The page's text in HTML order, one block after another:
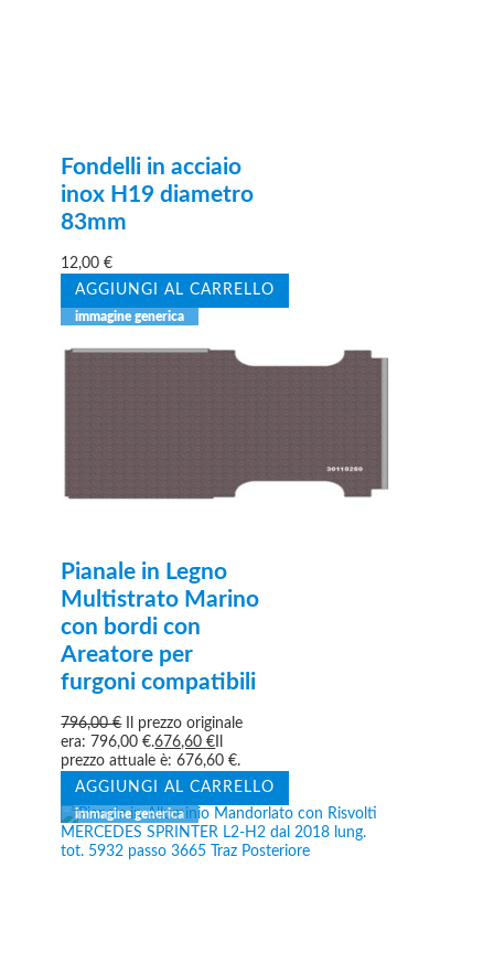
Fondelli in acciaio
inox H19 diametro
83mm
12,00€
AGGIUNGI AL CARRELLO
Pianale in Legno
Multistrato Marino
con bordi con
Areatore per
furgoni compatibili
796,00€
Il prezzo originale
era: 796,00 €.676,60€
prezzo attuale è: 676,60 €.
AGGIUNGI AL CARRELLO